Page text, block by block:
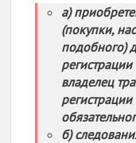
а)
(покупки,
подобного)
владелец
б)